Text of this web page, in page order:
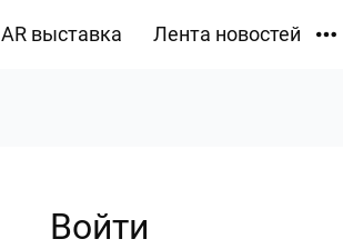
AR выставка Лента новостей
Войти